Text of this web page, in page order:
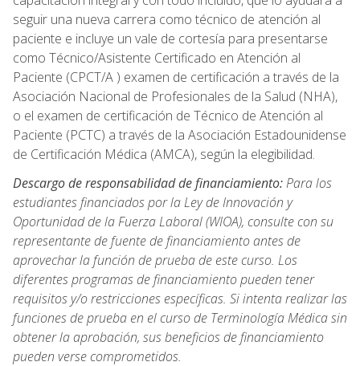
seguir una nueva carrera como técnico de atención al
paciente e incluye un vale de cortesía para presentarse
como Técnico/Asistente Certificado en Atención al
Paciente (CPCT/A ) examen de certificación a través de la
Asociación Nacional de Profesionales de la Salud (NHA),
o el examen de certificación de Técnico de Atención al
Paciente (PCTC) a través de la Asociación Estadounidense
de Certificación Médica (AMCA), según la elegibilidad.
Descargo de responsabilidad de financiamiento:Para los
estudiantes financiados por la Ley de Innovación y
Oportunidad de la Fuerza Laboral (WIOA), consulte con su
representante de fuente de financiamiento antes de
aprovechar la función de prueba de este curso. Los
diferentes programas de financiamiento pueden tener
requisitos y/o restricciones específicas. Si intenta realizar las
funciones de prueba en el curso de Terminología Médica sin
obtener la aprobación, sus beneficios de financiamiento
pueden verse comprometidos.